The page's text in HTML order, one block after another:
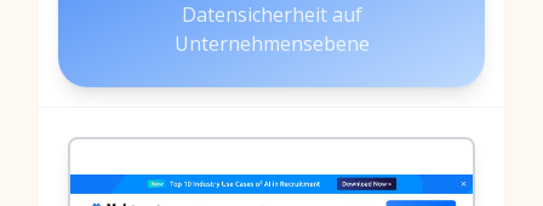
Datensicherheit auf
Unternehmensebene